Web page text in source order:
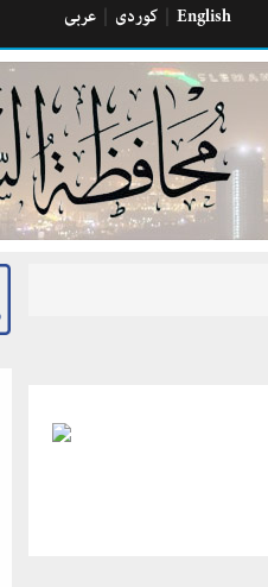
كوردی عربی English